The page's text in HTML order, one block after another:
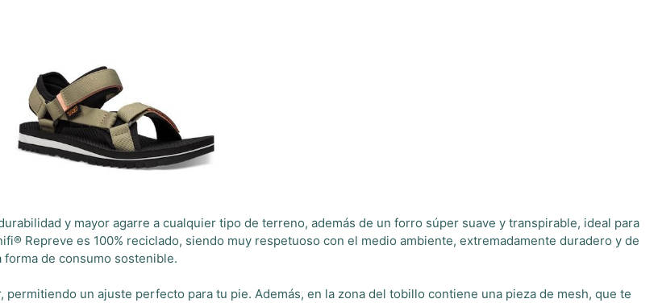
y mayor agarre a cualquier tipo de terreno, además de un forro súper suave y transpirable, ideal para
Repreve es 100% reciclado, siendo muy respetuoso con el medio ambiente, extremadamente duradero y de
forma de consumo sostenible.
un ajuste perfecto para tu pie. Además, en la zona del tobillo contiene una pieza de mesh, que te